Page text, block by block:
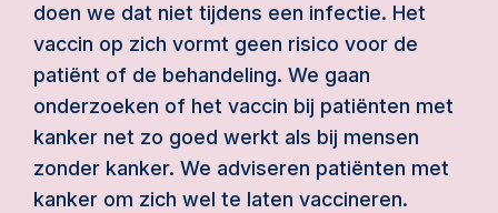
doen we dat niet tijdens een infectie. Het
vaccin op zich vormt geen risico voor de
patiënt of de behandeling. We gaan
onderzoeken of het vaccin bij patiënten met
kanker net zo goed werkt als bij mensen
zonder kanker. We adviseren patiënten met
kanker om zich wel te laten vaccineren.